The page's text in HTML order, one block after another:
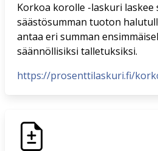
Korkoa korolle -laskuri laskee
säästösumman tuoton
antaa eri summan
säännöllisiksi talletuksiksi.
https://prosenttilaskuri.fi/